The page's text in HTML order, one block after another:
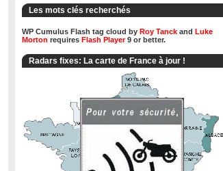
Les mots clés recherchés
WP Cumulus Flash tag cloud by Roy Tanck and Luke
Morton requires Flash Player9 or better.
Radars fixes: La carte de France à jour !